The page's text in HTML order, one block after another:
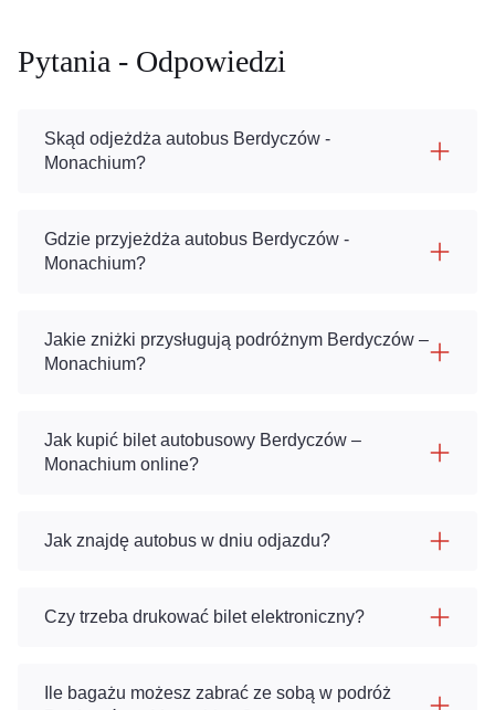
Pytania - Odpowiedzi
Skąd odjeżdża autobus Berdyczów -
Monachium?
Gdzie przyjeżdża autobus Berdyczów -
Monachium?
Jakie zniżki przysługują podróżnym Berdyczów –
Monachium?
Jak kupić bilet autobusowy Berdyczów –
Monachium online?
Jak znajdę autobus w dniu odjazdu?
Czy trzeba drukować bilet elektroniczny?
Ile bagażu możesz zabrać ze sobą w podróż